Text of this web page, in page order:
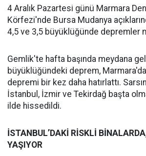
4 Aralık Pazartesi günü Marmara
Körfezi'nde Bursa Mudanya
4,5 ve 3,5 büyüklüğünde depremler
Gemlik'te hafta başında meydana
büyüklüğündeki deprem,
depremi bir kez daha hatırlattı.
İstanbul, İzmir ve Tekirdağ başta
ilde hissedildi.
İSTANBUL’DAKİ RİSKLİ
YAŞIYOR